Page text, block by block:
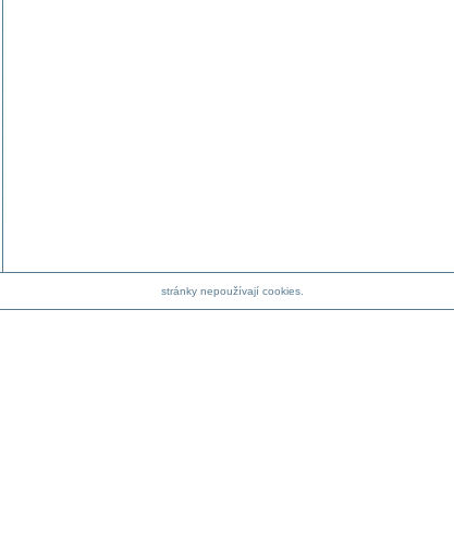
stránky nepoužívají cookies.